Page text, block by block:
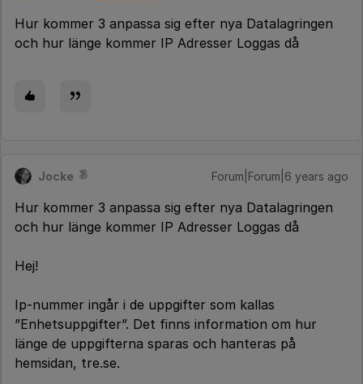
Hur kommer 3 anpassa sig efter nya Datalagringen
och hur länge kommer IP Adresser Loggas då
Jocke Forum|Forum|6 years ago
Hur kommer 3 anpassa sig efter nya Datalagringen
och hur länge kommer IP Adresser Loggas då
Hej!
Ip-nummer ingår i de uppgifter som kallas
”Enhetsuppgifter”. Det finns information om hur
länge de uppgifterna sparas och hanteras på
hemsidan, tre.se.